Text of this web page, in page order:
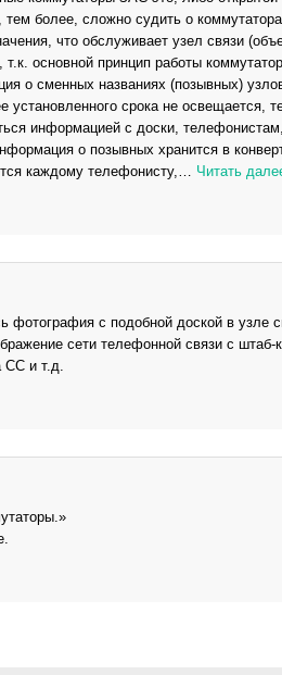
тем более, сложно судить о
что обслуживает узел связи
основной принцип работы
о сменных названиях (позывных)
установленного срока не освещается,
информацией с доски,
о позывных хранится в
каждому телефонисту,… Читать
фотография с подобной доской в узле
сети телефонной связи с штаб-
СС и т.д.